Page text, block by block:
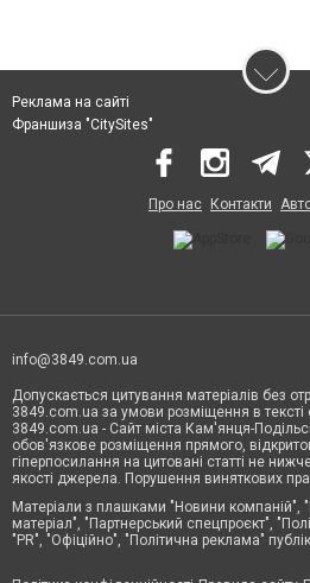
Реклама на сайті
Франшиза "CitySites"
Про нас Контакти
info@3849.com.ua
Допускається цитування матеріалів без
3849.com.ua за умови розміщення в
3849.com.ua - Сайт міста Кам'янця-
обов'язкове розміщення прямого,
гіперпосилання на цитовані статті не
якості джерела. Порушення виняткових
Матеріали з плашками "Новини компаній",
матеріал", "Партнерський спецпроєкт",
"PR", "Офіційно", "Політична реклама"